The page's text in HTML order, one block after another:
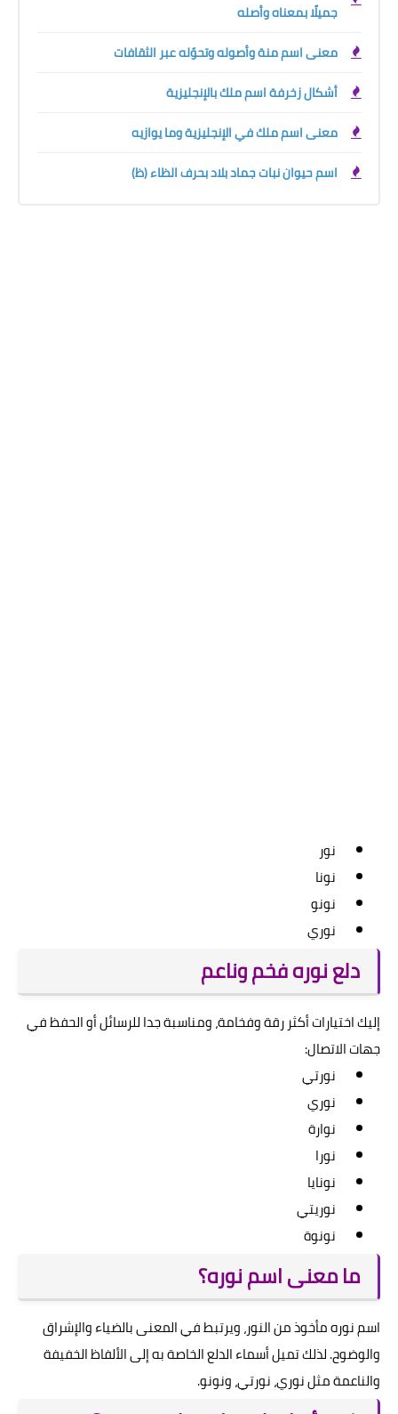
جميلًا بمعناه وأصله
معنى اسم منة وأصوله وتحوّله عبر الثقافات
أشكال زخرفة اسم ملك بالإنجليزية
معنى اسم ملك في الإنجليزية وما يوازيه
اسم حيوان نبات جماد بلاد بحرف الظاء (ظ)
نور
نونا
نونو
نوري
دلع نوره فخم وناعم
إليك اختيارات أكثر رقة وفخامة، ومناسبة جدا للرسائل أو الحفظ في
جهات الاتصال:
نورتي
نوري
نوارة
نورا
نونايا
نوريتي
نونوة
ما معنى اسم نوره؟
اسم نوره مأخوذ من النور، ويرتبط في المعنى بالضياء والإشراق
والوضوح. لذلك تميل أسماء الدلع الخاصة به إلى الألفاظ الخفيفة
والناعمة مثل نوري، نورتي، ونونو.